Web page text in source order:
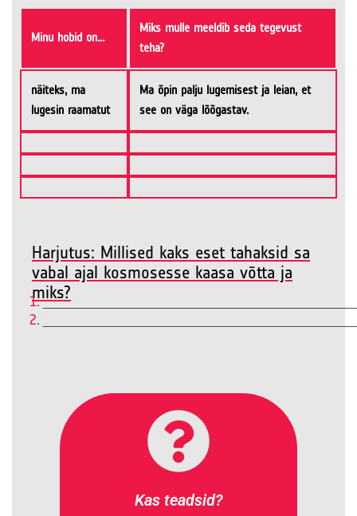
Minu hobid on...
Miks mulle meeldib seda tegevust
teha?
näiteks, ma
lugesin raamatut
Ma õpin palju lugemisest ja leian, et
see on väga lõõgastav.
Harjutus: Millised kaks eset tahaksid sa
vabal ajal kosmosesse kaasa võtta ja
miks?
Kas teadsid?